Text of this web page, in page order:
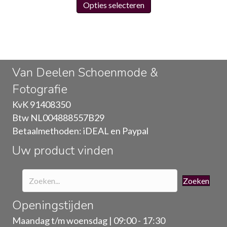
Opties selecteren
Deze
optie
Van Deelen Schoenmode &
Fotografie
KvK 91408350
Btw NL004888557B29
Betaalmethoden: iDEAL en Paypal
Uw product vinden
Zoeken
Openingstijden
Maandag t/m woensdag | 09:00 - 17:30